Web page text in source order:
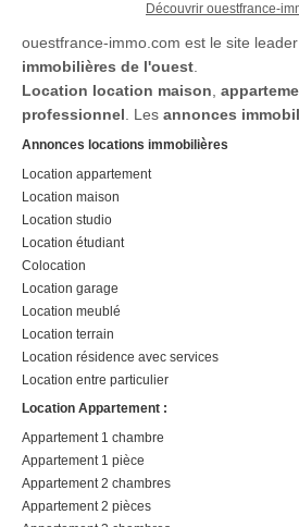
?1/
est
Découvrir ouestfrance-
ouestfrance-immo.com est le site
immobilières de l'ouest
Location location maison
professionnel . Les annonces
Annonces locations immobilières
Location appartement
Location maison
Location studio
Location étudiant
Colocation
Location garage
Location meublé
Location terrain
Location résidence avec services
Location entre particulier
Location Appartement :
Appartement 1 chambre
Appartement 1 pièce
Appartement 2 chambres
Appartement 2 pièces